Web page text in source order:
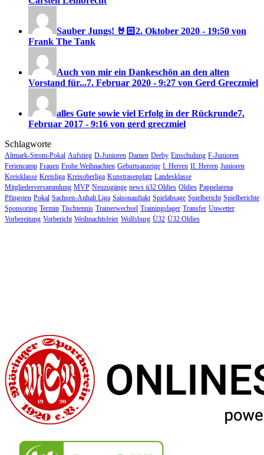
Sauber Jungs! 🤘🏻2. Oktober 2020 - 19:50 von
Frank The Tank
Auch von mir ein Dankeschön an den alten
Vorstand für...7. Februar 2020 - 9:27 von Gerd Greczmiel
alles Gute sowie viel Erfolg in der Rückrunde7.
Februar 2017 - 9:16 von gerd greczmiel
Schlagworte
Altmark-Strom-Pokal Aufstieg D-Junioren Damen Derby Einschulung F-Junioren
Feriencamp Frauen Frohe Weihnachten Geburtsanzeige I. Herren II. Herren Junioren
Kreisklasse Kreisliga Kreisoberliga Kunstrasenplatz Landesklasse
Mitgliederversammlung MVP Neuzugänge news ü32 Oldies Oldies Pappelarena
Pfingsten Pokal Sachsen-Anhalt Liga Saisonauftakt Spielabsage Spielbericht Spielberichte
Sponsoring Termin Tischtennis Trainerwechsel Trainingslager Transfer Unwetter
Vorbereitung Vorbericht Weihnachtsfeier Wolfsburg Ü32 Ü32 Oldies